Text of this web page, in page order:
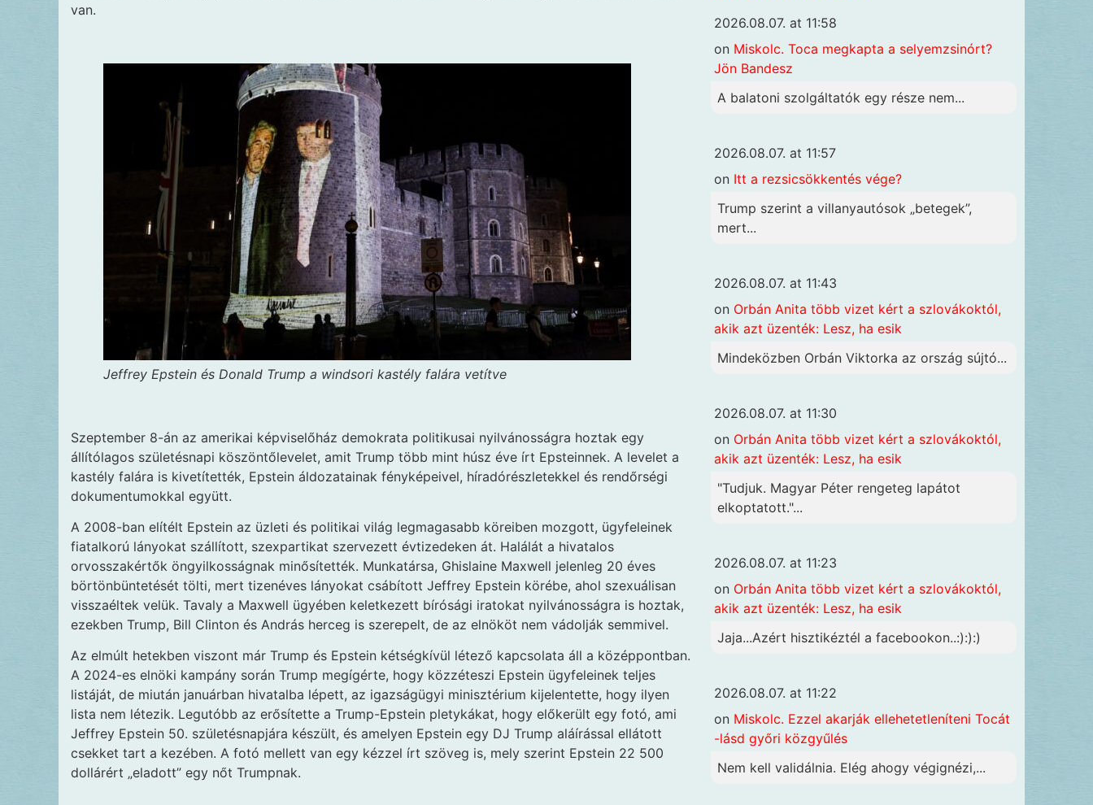
van.
Jeffrey Epstein és Donald Trump a windsori kastély falára vetítve
Szeptember 8-án az amerikai képviselőház demokrata politikusai nyilvánosságra hoztak egy
állítólagos születésnapi köszöntőlevelet, amit Trump több mint húsz éve írt Epsteinnek. A levelet a
kastély falára is kivetítették, Epstein áldozatainak fényképeivel, híradórészletekkel és rendőrségi
dokumentumokkal együtt.
A 2008-ban elítélt Epstein az üzleti és politikai világ legmagasabb köreiben mozgott, ügyfeleinek
fiatalkorú lányokat szállított, szexpartikat szervezett évtizedeken át. Halálát a hivatalos
orvosszakértők öngyilkosságnak minősítették. Munkatársa, Ghislaine Maxwell jelenleg 20 éves
börtönbüntetését tölti, mert tizenéves lányokat csábított Jeffrey Epstein körébe, ahol szexuálisan
visszaéltek velük. Tavaly a Maxwell ügyében keletkezett bírósági iratokat nyilvánosságra is hoztak,
ezekben Trump, Bill Clinton és András herceg is szerepelt, de az elnököt nem vádolják semmivel.
Az elmúlt hetekben viszont már Trump és Epstein kétségkívül létező kapcsolata áll a középpontban.
A 2024-es elnöki kampány során Trump megígérte, hogy közzéteszi Epstein ügyfeleinek teljes
listáját, de miután januárban hivatalba lépett, az igazságügyi minisztérium kijelentette, hogy ilyen
lista nem létezik. Legutóbb az erősítette a Trump-Epstein pletykákat, hogy előkerült egy fotó, ami
Jeffrey Epstein 50. születésnapjára készült, és amelyen Epstein egy DJ Trump aláírással ellátott
csekket tart a kezében. A fotó mellett van egy kézzel írt szöveg is, mely szerint Epstein 22 500
dollárért „eladott” egy nőt Trumpnak.
2026.08.07. at 11:58
on Miskolc. Toca megkapta a selyemzsinórt?
Jön Bandesz
A balatoni szolgáltatók egy része nem...
2026.08.07. at 11:57
on Itt a rezsicsökkentés vége?
Trump szerint a villanyautósok „betegek”,
mert...
2026.08.07. at 11:43
on Orbán Anita több vizet kért a szlovákoktól,
akik azt üzenték: Lesz, ha esik
Mindeközben Orbán Viktorka az ország sújtó...
2026.08.07. at 11:30
on Orbán Anita több vizet kért a szlovákoktól,
akik azt üzenték: Lesz, ha esik
"Tudjuk. Magyar Péter rengeteg lapátot
elkoptatott."...
2026.08.07. at 11:23
on Orbán Anita több vizet kért a szlovákoktól,
akik azt üzenték: Lesz, ha esik
Jaja...Azért hisztikéztél a facebookon..:):):)
2026.08.07. at 11:22
on Miskolc. Ezzel akarják ellehetetleníteni Tocát
-lásd győri közgyűlés
Nem kell validálnia. Elég ahogy végignézi,...